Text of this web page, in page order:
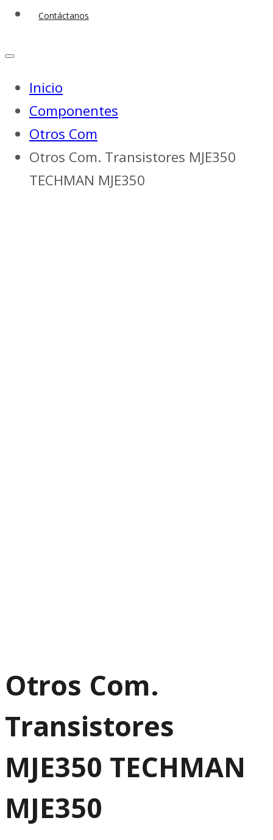
Contáctanos
Inicio
Componentes
Otros Com
Otros Com. Transistores MJE350
TECHMAN MJE350
Otros Com.
Transistores
MJE350 TECHMAN
MJE350